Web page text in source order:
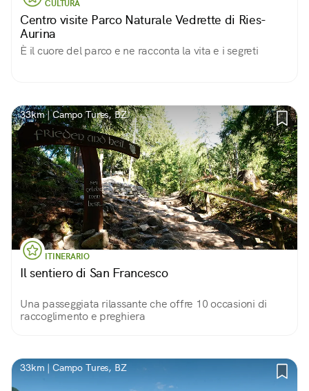
CULTURA
Centro visite Parco Naturale Vedrette di Ries-
Aurina
È il cuore del parco e ne racconta la vita e i segreti
33km | Campo Tures, BZ
ITINERARIO
Il sentiero di San Francesco
Una passeggiata rilassante che offre 10 occasioni di
raccoglimento e preghiera
33km | Campo Tures, BZ